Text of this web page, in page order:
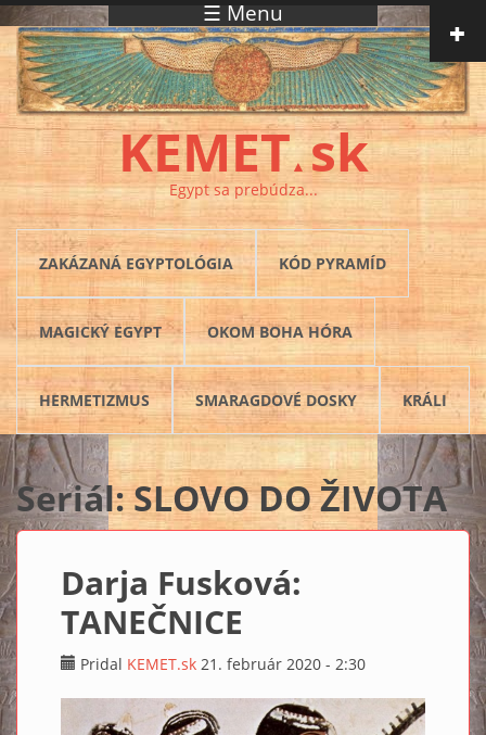
Skočiť na hlavný obsah ☰ Menu
KEMET▲ sk
Egypt sa prebúdza...
ZAKÁZANÁ EGYPTOLÓGIA KÓD PYRAMÍD
MAGICKÝ EGYPT OKOM BOHA HÓRA
HERMETIZMUS SMARAGDOVÉ DOSKY KRÁLI
Seriál: SLOVO DO ŽIVOTA
Darja Fusková:
TANEČNICE
Pridal KEMET.sk 21. február 2020 - 2:30